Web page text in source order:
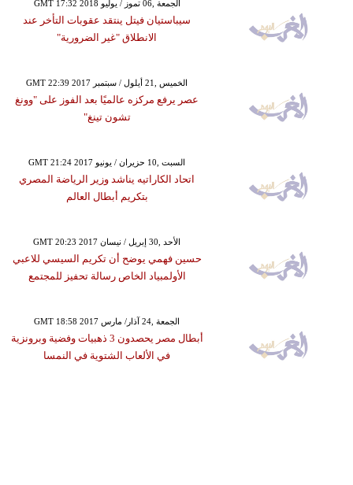
GMT 17:32 2018 الجمعة ,06 تموز / يوليو
سيباستيان فيتل ينتقد عقوبات التأخر عند
الانطلاق "غير الضرورية"
GMT 22:39 2017 الخميس ,21 أيلول / سبتمبر
عصر يرفع مركزه عالميًا بعد الفوز على "وونغ
تشون تينغ"
GMT 21:24 2017 السبت ,10 حزيران / يونيو
اتحاد الكاراتيه يناشد وزير الرياضة المصري
بتكريم أبطال العالم
GMT 20:23 2017 الأحد ,30 إبريل / نيسان
حسين فهمي يوضح أن تكريم السيسي للاعبي
الأولمبياد الخاص رسالة تحفيز للمجتمع
GMT 18:58 2017 الجمعة ,24 آذار/ مارس
أبطال مصر يحصدون 3 ذهبيات وفضية وبرونزية
في الألعاب الشتوية في النمسا